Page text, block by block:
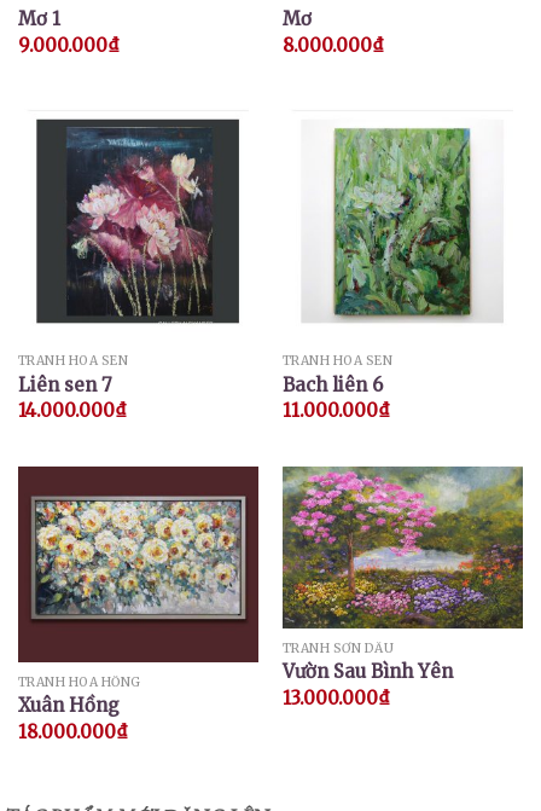
Mơ 1
9.000.000₫
Mơ
8.000.000₫
TRANH HOA SEN
Liên sen 7
14.000.000₫
TRANH HOA SEN
Bach liên 6
11.000.000₫
TRANH HOA HỒNG
Xuân Hồng
18.000.000₫
TRANH SƠN DẦU
Vườn Sau Bình Yên
13.000.000₫